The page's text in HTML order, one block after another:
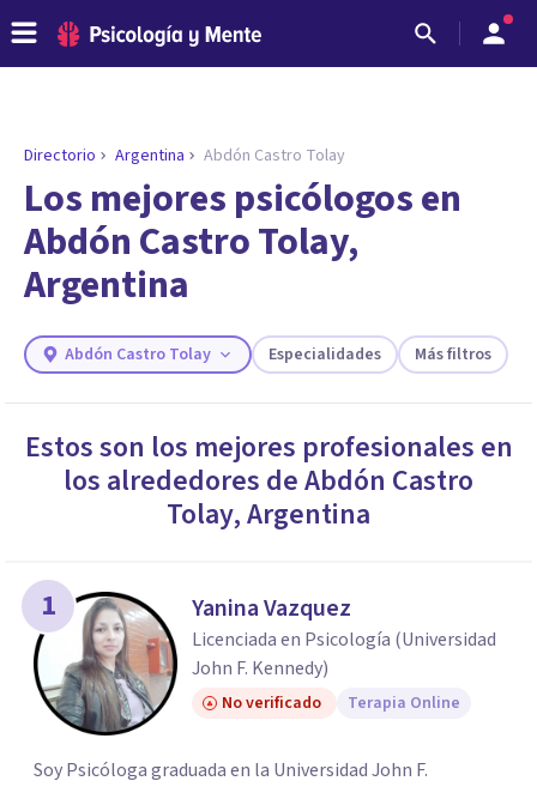
ENCONTRAR MI TERAPEUTA
¿Necesitas ayuda para encontrar el
psicólogo adecuado?
Responde a unas breves preguntas y te ofreceremos
los profesionales que más se ajustan a tus
necesidades.
Responder cuestionario
Directorio Argentina Abdón Castro Tolay
Los mejores psicólogos en
Abdón Castro Tolay,
Argentina
Abdón Castro Tolay Especialidades Más filtros
Estos son los mejores profesionales en
los alrededores deAbdón Castro
Tolay,Argentina
1 Yanina Vazquez
Licenciada en Psicología (Universidad
John F. Kennedy)
No verificado Terapia Online
Soy Psicóloga graduada en la Universidad John F.